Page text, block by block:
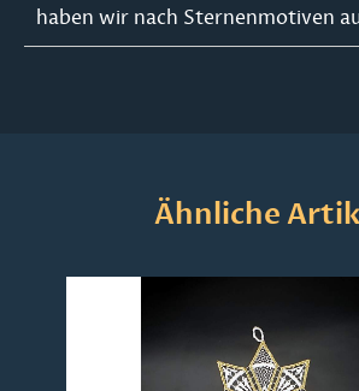
haben wir nach Sternenmotiven
Produktgalerie überspringen
Ähnliche